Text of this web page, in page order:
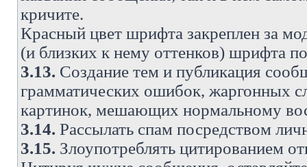
кричите.
Красный цвет шрифта закреплен за
(и близких к нему оттенков) шрифта
3.13. Создание тем и публикация
грамматических ошибок, жаргонных
картинок, мешающих нормальному
3.14. Рассылать спам посредством
3.15. Злоупотреблять цитированием